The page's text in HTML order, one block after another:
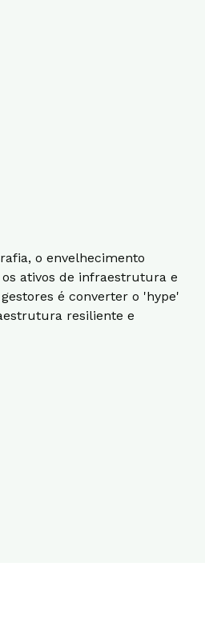
o envelhecimento
ativos de infraestrutura e
é converter o 'hype'
resiliente e